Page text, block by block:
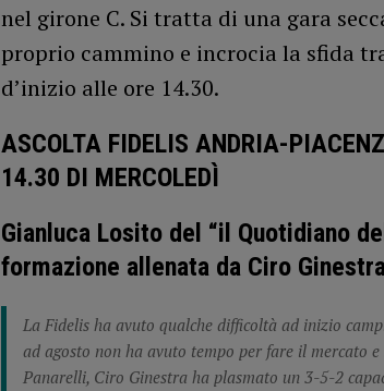
nel girone C. Si tratta di una gara
proprio cammino e incrocia la sfida
d’inizio alle ore 14.30.
ASCOLTA FIDELIS ANDRIA-
14.30 DI MERCOLEDÌ
Gianluca Losito del “il Quotidiano
formazione allenata da Ciro
La Fidelis ha avuto qualche difficoltà ad inizio
ad agosto non ha avuto tempo per fare il mercato
Panarelli, Ciro Ginestra ha plasmato un 3-5-2